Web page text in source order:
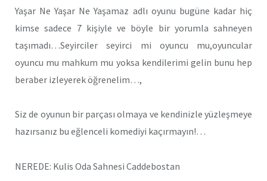
Yaşar Ne Yaşar Ne Yaşamaz adlı oyunu bugüne kadar hiç
kimse sadece 7 kişiyle ve böyle bir yorumla sahneyen
taşımadı…Seyirciler seyirci mi oyuncu mu,oyuncular
oyuncu mu mahkum mu yoksa kendilerimi gelin bunu hep
beraber izleyerek öğrenelim…,
Siz de oyunun bir parçası olmaya ve kendinizle yüzleşmeye
hazırsanız bu eğlenceli komediyi kaçırmayın!…
NEREDE: Kulis Oda Sahnesi Caddebostan